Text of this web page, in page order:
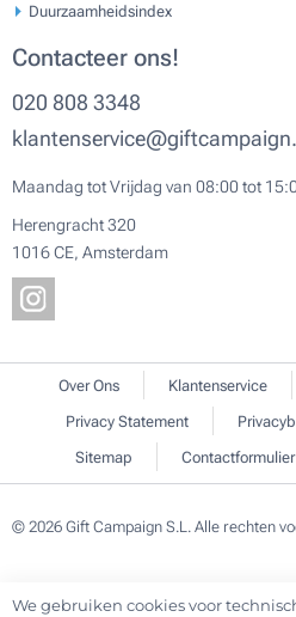
Duurzaamheidsindex
Contacteer ons!
020 808 3348
Maandag tot Vrijdag van 08:00 tot
Herengracht 320
1016 CE, Amsterdam
Over Ons Klantenservice
Privacy Statement
Sitemap
Contactformulier
© 2026 Gift Campaign S.L. Alle rechten
We gebruiken cookies voor